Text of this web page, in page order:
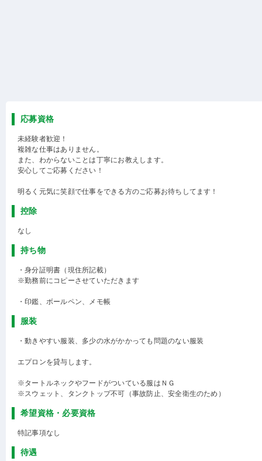
応募資格
未経験者歓迎！
複雑な仕事はありません。
また、わからないことは丁寧にお教えします。
安心してご応募ください！
明るく元気に笑顔で仕事をできる方のご応募お待ちしてます！
控除
なし
持ち物
・身分証明書（現住所記載）
※勤務前にコピーさせていただきます
・印鑑、ボールペン、メモ帳
服装
・動きやすい服装、多少の水がかかっても問題のない服装
エプロンを貸与します。
※タートルネックやフードがついている服はＮＧ
※スウェット、タンクトップ不可（事故防止、安全衛生のため）
希望資格・必要資格
特記事項なし
待遇